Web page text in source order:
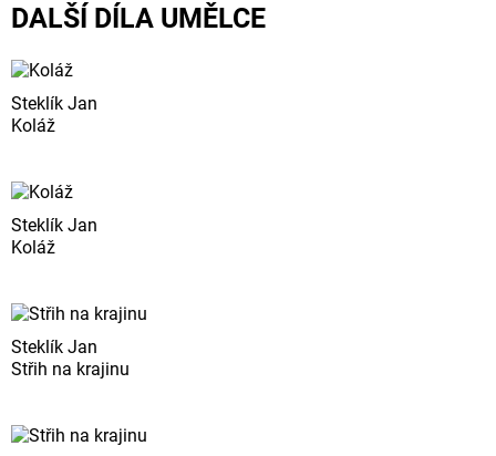
DALŠÍ DÍLA UMĚLCE
Steklík Jan
Koláž
Steklík Jan
Koláž
Steklík Jan
Střih na krajinu